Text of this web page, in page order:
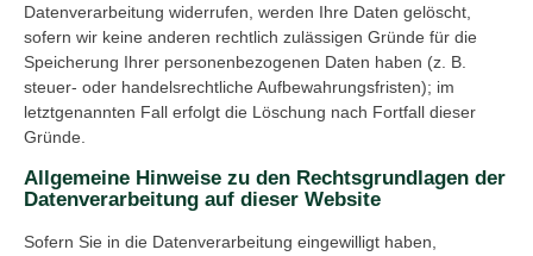
Datenverarbeitung widerrufen, werden Ihre Daten gelöscht,
sofern wir keine anderen rechtlich zulässigen Gründe für die
Speicherung Ihrer personenbezogenen Daten haben (z. B.
steuer- oder handelsrechtliche Aufbewahrungsfristen); im
letztgenannten Fall erfolgt die Löschung nach Fortfall dieser
Gründe.
Allgemeine Hinweise zu den Rechtsgrundlagen der
Datenverarbeitung auf dieser Website
Sofern Sie in die Datenverarbeitung eingewilligt haben,